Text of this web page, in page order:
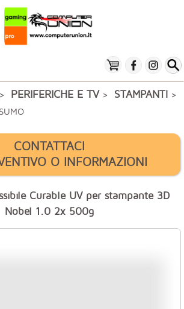
PERIFERICHE E TV> STAMPANTI >
CONTATTACI
O INFORMAZIONI
Curable UV per stampante 3D
Nobel 1.0 2x 500g